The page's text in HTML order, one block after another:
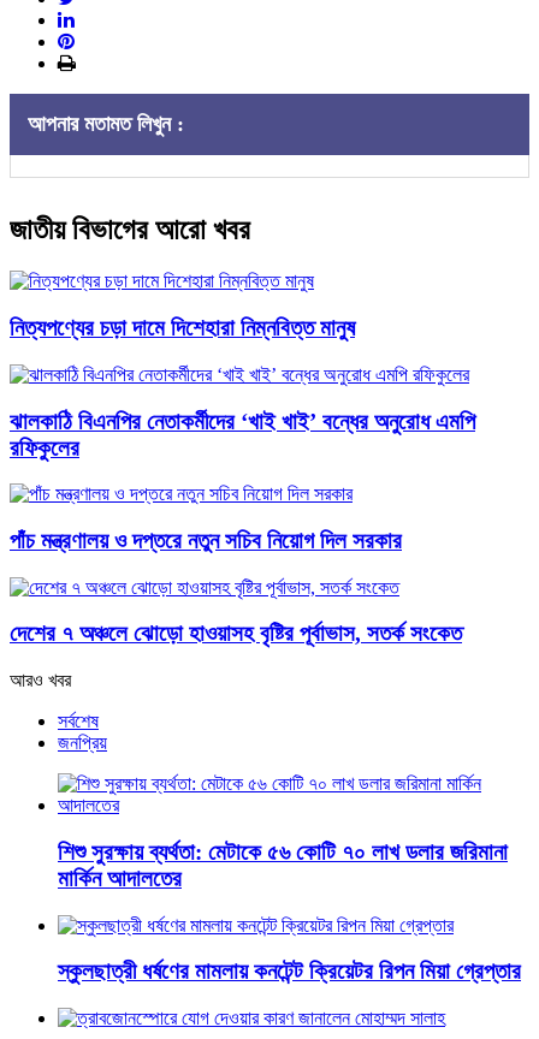
আপনার মতামত লিখুন :
জাতীয় বিভাগের আরো খবর
নিত্যপণ্যের চড়া দামে দিশেহারা নিম্নবিত্ত মানুষ
ঝালকাঠি বিএনপির নেতাকর্মীদের ‘খাই খাই’ বন্ধের অনুরোধ এমপি
রফিকুলের
পাঁচ মন্ত্রণালয় ও দপ্তরে নতুন সচিব নিয়োগ দিল সরকার
দেশের ৭ অঞ্চলে ঝোড়ো হাওয়াসহ বৃষ্টির পূর্বাভাস, সতর্ক সংকেত
আরও খবর
সর্বশেষ
জনপ্রিয়
শিশু সুরক্ষায় ব্যর্থতা: মেটাকে ৫৬ কোটি ৭০ লাখ ডলার জরিমানা
মার্কিন আদালতের
স্কুলছাত্রী ধর্ষণের মামলায় কনটেন্ট ক্রিয়েটর রিপন মিয়া গ্রেপ্তার